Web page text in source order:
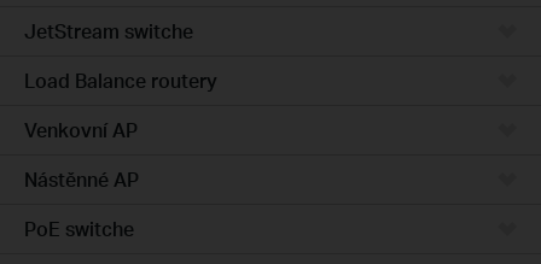
JetStream switche
Load Balance routery
Venkovní AP
Nástěnné AP
PoE switche